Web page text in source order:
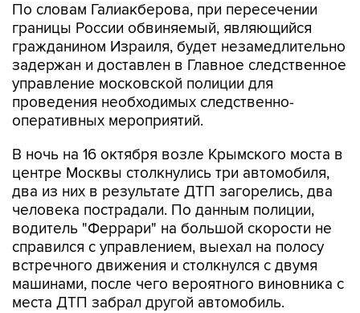
По словам Галиакберова, при пересечении
границы России обвиняемый, являющийся
гражданином Израиля, будет незамедлительно
задержан и доставлен в Главное следственное
управление московской полиции для
проведения необходимых следственно-
оперативных мероприятий.
В ночь на 16 октября возле Крымского моста в
центре Москвы столкнулись три автомобиля,
два из них в результате ДТП загорелись, два
человека пострадали. По данным полиции,
водитель "Феррари" на большой скорости не
справился с управлением, выехал на полосу
встречного движения и столкнулся с двумя
машинами, после чего вероятного виновника с
места ДТП забрал другой автомобиль.